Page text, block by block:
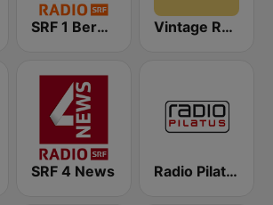
SRF 1 Bern Freibourg Wallis Vintage Radio
SRF 4 News Radio Pilatus